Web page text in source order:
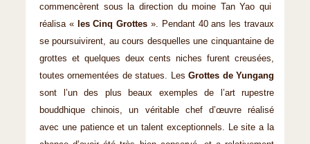
commencèrent sous la direction du moine Tan Yao qui
réalisa «
les Cinq Grottes ». Pendant 40 ans les travaux
se poursuivirent, au cours desquelles une cinquantaine de
grottes et quelques deux cents niches furent creusées,
toutes ornementées de statues. LesGrottes de Yungang
sont l’un des plus beaux exemples de l’art rupestre
bouddhique chinois, un véritable chef d’œuvre réalisé
avec une patience et un talent exceptionnels. Le site a la